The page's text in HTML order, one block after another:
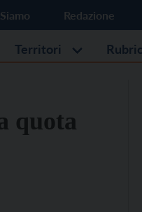
Redazione
Territori
quota